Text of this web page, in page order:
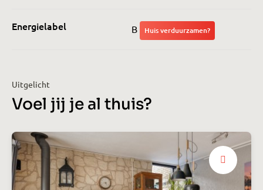
Energielabel B Huis verduurzamen?
Uitgelicht
Voel jij je al thuis?